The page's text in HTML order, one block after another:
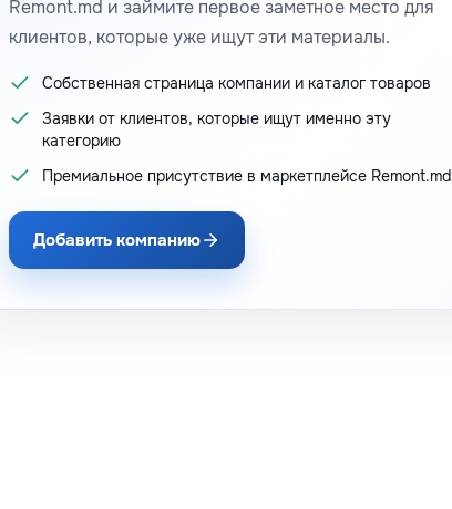
Remont.md и займите первое заметное место для
клиентов, которые уже ищут эти материалы.
Собственная страница компании и каталог товаров
Заявки от клиентов, которые ищут именно эту
категорию
Премиальное присутствие в маркетплейсе Remont.md
Добавить компанию